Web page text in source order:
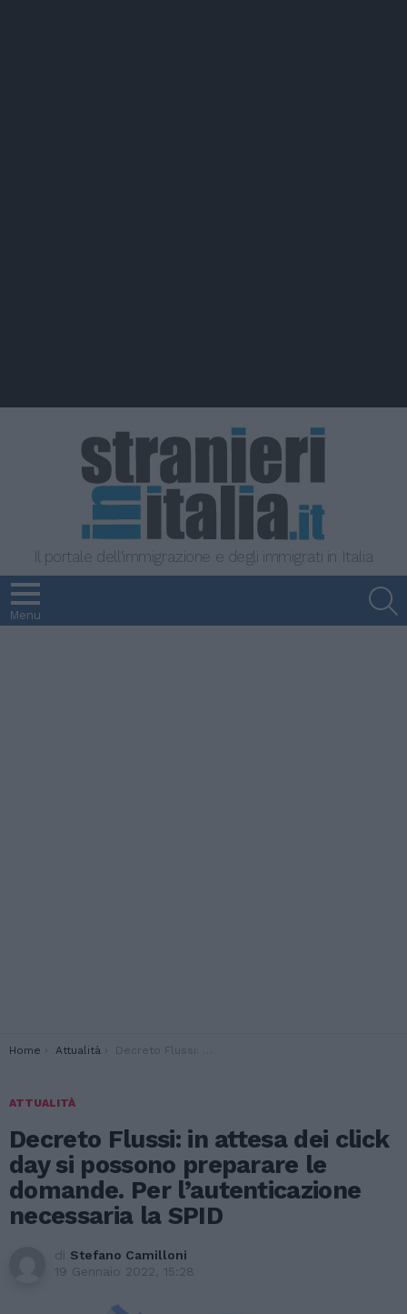
Il portale dell'immigrazione e degli immigrati in Italia
Menu
You are here:
Home Attualità Decreto Flussi: in attesa dei click day si possono preparare le domande. Per l’autenticazione necessaria la SPID
ATTUALITÀ
Decreto Flussi: in attesa dei click
day si possono preparare le
domande. Per l’autenticazione
necessaria la SPID
di Stefano Camilloni
19 Gennaio 2022, 15:28